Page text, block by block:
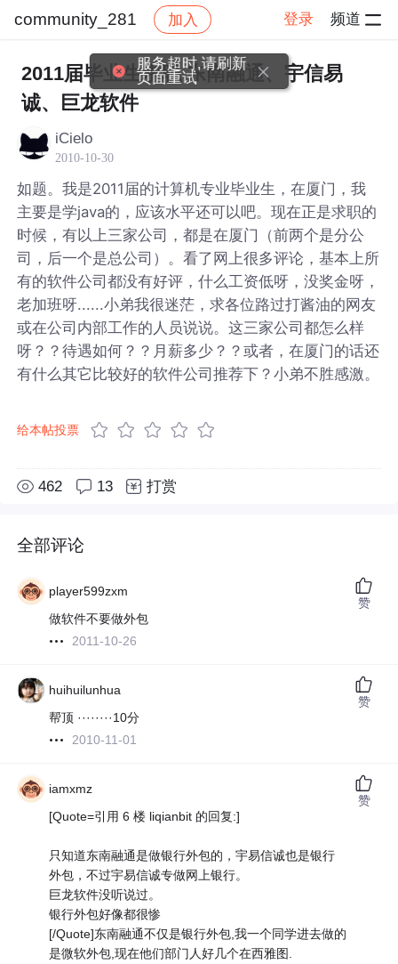
community_281 加入 登录 频道
社区 community_281 帖子详情
2011届毕业生求职 东南融通、宇信易
诚、巨龙软件
iCielo
2010-10-30
如题。我是2011届的计算机专业毕业生，在厦门，我
主要是学java的，应该水平还可以吧。现在正是求职的
时候，有以上三家公司，都是在厦门（前两个是分公
司，后一个是总公司）。看了网上很多评论，基本上所
有的软件公司都没有好评，什么工资低呀，没奖金呀，
老加班呀......小弟我很迷茫，求各位路过打酱油的网友
或在公司内部工作的人员说说。这三家公司都怎么样
呀？？待遇如何？？月薪多少？？或者，在厦门的话还
有什么其它比较好的软件公司推荐下？小弟不胜感激。
给本帖投票
462 13 打赏
全部评论
player599zxm
做软件不要做外包
2011-10-26
赞
huihuilunhua
帮顶 ········10分
2010-11-01
赞
iamxmz
[Quote=引用 6 楼 liqianbit 的回复:]
只知道东南融通是做银行外包的，宇易信诚也是银行
外包，不过宇易信诚专做网上银行。
巨龙软件没听说过。
银行外包好像都很惨
[/Quote]东南融通不仅是银行外包,我一个同学进去做的
是微软外包,现在他们部门人好几个在西雅图.
赞
服务超时,请刷新
页面重试